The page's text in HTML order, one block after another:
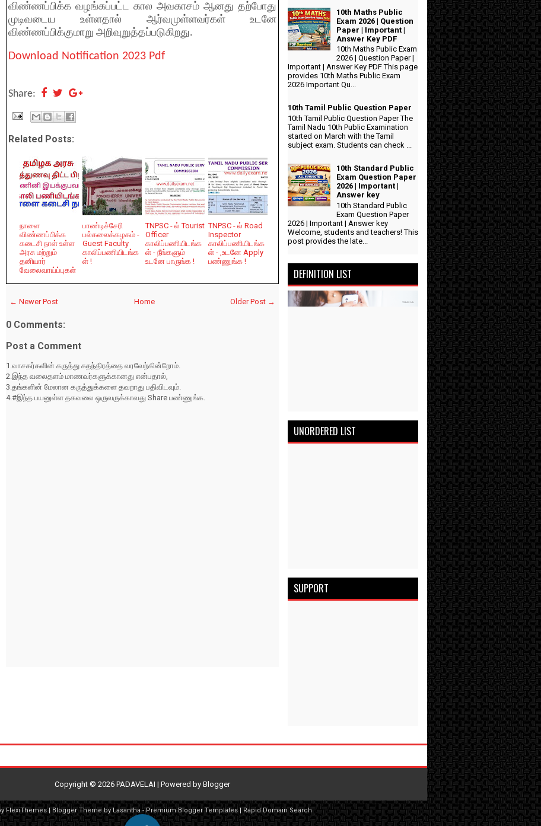
விண்ணப்பிக்க வழங்கப்பட்ட கால அவகாசம் ஆனது தற்போது
முடிவடைய உள்ளதால் ஆர்வமுள்ளவர்கள் உடனே
விண்ணப்பிக்குமாறு அறிவுறுத்தப்படுகிறது.
Download Notification 2023 Pdf
Share:
Related Posts:
நாளை
விண்ணப்பிக்க
கடைசி நாள் உள்ள
அரசு மற்றும்
தனியார்
வேலைவாய்ப்புகள்
பாண்டிச்சேரி
பல்கலைக்கழகம் -
Guest Faculty
காலிப்பணியிடங்க
ள் !
TNPSC - ல் Tourist
Officer
காலிப்பணியிடங்க
ள் - நீங்களும்
உடனே பாருங்க !
TNPSC - ல் Road
Inspector
காலிப்பணியிடங்க
ள் - ,உடனே Apply
பண்ணுங்க !
← Newer Post Older Post →
Home
0 Comments:
Post a Comment
1.வாசகர்களின் கருத்து சுதந்திரத்தை வரவேற்கின்றோம்.
2.இந்த வலைதளம் மாணவர்களுக்கானது என்பதால்,
3.தங்களின் மேலான கருத்துக்களை தவறாது பதிவிடவும்.
4.#இந்த பயனுள்ள தகவலை ஒருவருக்காவது Share பண்ணுங்க.
10th Maths Public
Exam 2026 | Question
Paper | Important |
Answer Key PDF
10th Maths Public Exam
2026 | Question Paper |
Important | Answer Key PDF This page
provides 10th Maths Public Exam
2026 Important Qu...
10th Tamil Public Question Paper
10th Tamil Public Question Paper The
Tamil Nadu 10th Public Examination
started on March with the Tamil
subject exam. Students can check ...
10th Standard Public
Exam Question Paper
2026 | Important |
Answer key
10th Standard Public
Exam Question Paper
2026 | Important | Answer key
Welcome, students and teachers! This
post provides the late...
DEFINITION LIST
UNORDERED LIST
SUPPORT
Copyright © 2026 PADAVELAI | Powered by Blogger
FlexiThemes| Blogger Theme byLasantha-Premium Blogger Templates|Rapid Domain Search